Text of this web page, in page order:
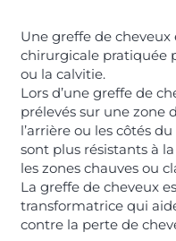
Une greffe de
chirurgicale pratiquée
ou la calvitie.
Lors d’une greffe de
prélevés sur une zone
l’arrière ou les côtés
sont plus résistants à
les zones chauves ou
La greffe de cheveux
transformatrice qui
contre la perte de